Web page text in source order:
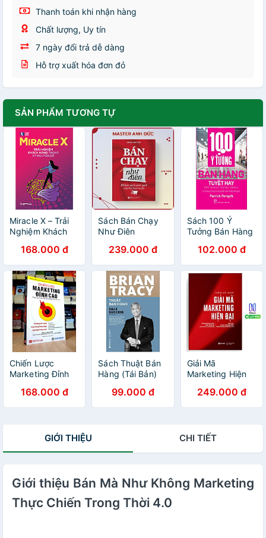
Thanh toán khi nhận hàng
Chất lượng, Uy tín
7 ngày đổi trả dễ dàng
Hỗ trợ xuất hóa đơn đỏ
SẢN PHẨM TƯƠNG TỰ
Miracle X – Trải
Nghiệm Khách
Nguyên Số
168.000 đ
Sách Bán Chạy
Như Điên
239.000 đ
Sách 100 Ý
Tưởng Bán Hàng
102.000 đ
Chiến Lược
Marketing Đỉnh
Kennedy
168.000 đ
Sách Thuật Bán
Hàng (Tái Bản)
99.000 đ
Giải Mã
Marketing Hiện
Khám Phá Mới
Nhất Về Khoa
Thương Hiệu
249.000 đ
GIỚI THIỆU CHI TIẾT
Giới thiệu Bán Mà Như Không Marketing
Thực Chiến Trong Thời 4.0